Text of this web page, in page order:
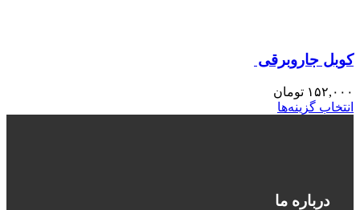
کوبل جاروبرقی
۱۵۲,۰۰۰ تومان
انتخاب گزینه‌ها
درباره ما